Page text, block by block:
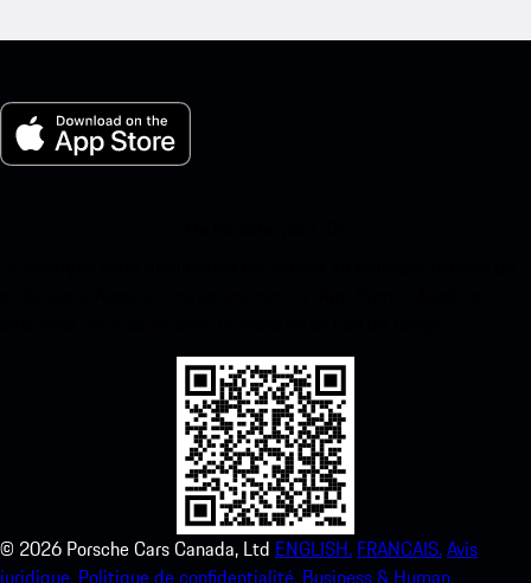
© 2026 Porsche Cars Canada, Ltd ENGLISH. FRANCAIS.Avis
juridique. Politique de confidentialité. Business & Human